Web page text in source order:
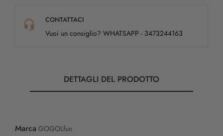
CONTATTACI
Vuoi un consiglio? WHATSAPP - 3473244163
DETTAGLI DEL PRODOTTO
Marca GOGOLfun